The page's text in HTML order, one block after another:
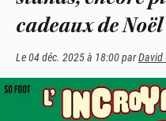
cadeaux de
Le04 déc. 2025 à 18:00parDavid